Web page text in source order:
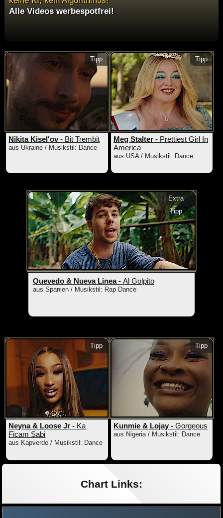
Alle Videos werbespotfrei!
Tipp
Nikita Kisel'ov - Bit Trembit
aus Ukraine / Musikstil: Dance
Tipp
Meg Stalter - Prettiest Girl In
America
aus USA / Musikstil: Dance
Extra
Tipp
Quevedo & Nueva Linea - Al Golpito
aus Spanien / Musikstil: Rap Dance
Tipp
Neyna & Loose Jr - Ka
Ficam Sabi
aus Kapverde / Musikstil: Dance
Tipp
Kunmie & Lojay -Gorgeous
aus Nigeria / Musikstil: Dance
Chart Links: